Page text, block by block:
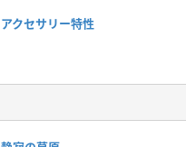
アクセサリー特性